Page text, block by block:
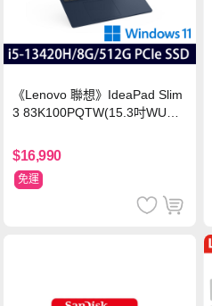
《Lenovo 聯想》IdeaPad Slim
3 83K100PQTW(15.3吋WUXG
n11/二年保)
$16,990
免運